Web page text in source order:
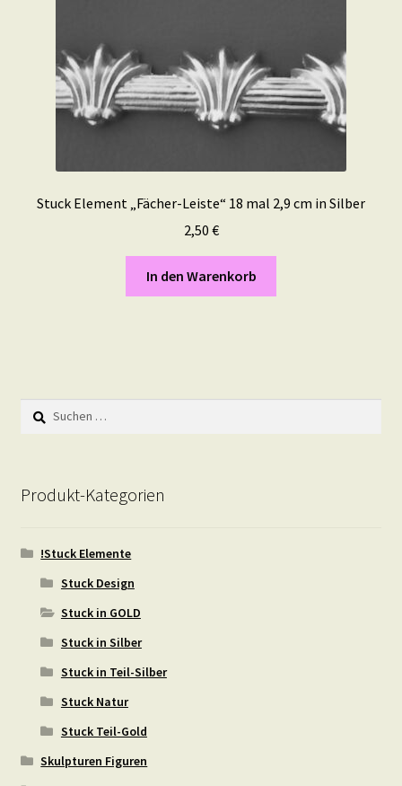
Stuck Element „Fächer-Leiste“ 18 mal 2,9 cm in Silber
2,50 €
In den Warenkorb
Suchen
nach:
Produkt-Kategorien
!Stuck Elemente
Stuck Design
Stuck in GOLD
Stuck in Silber
Stuck in Teil-Silber
Stuck Natur
Stuck Teil-Gold
Skulpturen Figuren